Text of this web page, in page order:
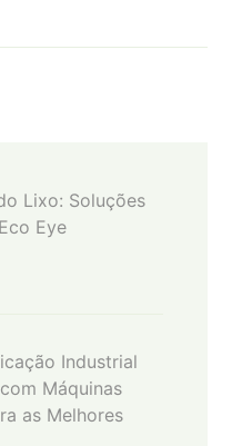
Lixo: Soluções
Eye
Industrial
Máquinas
as Melhores